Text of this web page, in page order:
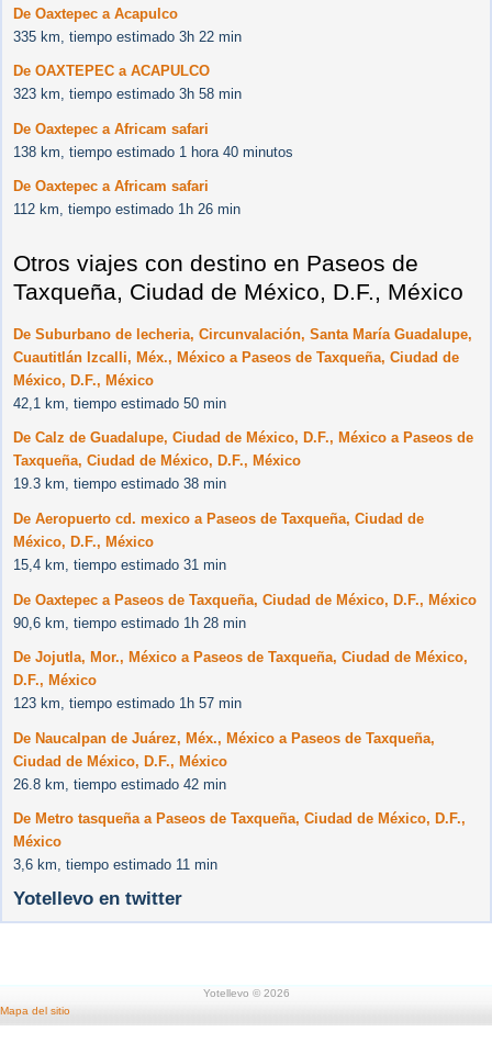
De Oaxtepec a Acapulco
335 km, tiempo estimado 3h 22 min
De OAXTEPEC a ACAPULCO
323 km, tiempo estimado 3h 58 min
De Oaxtepec a Africam safari
138 km, tiempo estimado 1 hora 40 minutos
De Oaxtepec a Africam safari
112 km, tiempo estimado 1h 26 min
Otros viajes con destino en Paseos de
Taxqueña, Ciudad de México, D.F., México
De Suburbano de lecheria, Circunvalación, Santa María Guadalupe,
Cuautitlán Izcalli, Méx., México a Paseos de Taxqueña, Ciudad de
México, D.F., México
42,1 km, tiempo estimado 50 min
De Calz de Guadalupe, Ciudad de México, D.F., México a Paseos de
Taxqueña, Ciudad de México, D.F., México
19.3 km, tiempo estimado 38 min
De Aeropuerto cd. mexico a Paseos de Taxqueña, Ciudad de
México, D.F., México
15,4 km, tiempo estimado 31 min
De Oaxtepec a Paseos de Taxqueña, Ciudad de México, D.F., México
90,6 km, tiempo estimado 1h 28 min
De Jojutla, Mor., México a Paseos de Taxqueña, Ciudad de México,
D.F., México
123 km, tiempo estimado 1h 57 min
De Naucalpan de Juárez, Méx., México a Paseos de Taxqueña,
Ciudad de México, D.F., México
26.8 km, tiempo estimado 42 min
De Metro tasqueña a Paseos de Taxqueña, Ciudad de México, D.F.,
México
3,6 km, tiempo estimado 11 min
Yotellevo en twitter
Yotellevo © 2026
Mapa del sitio